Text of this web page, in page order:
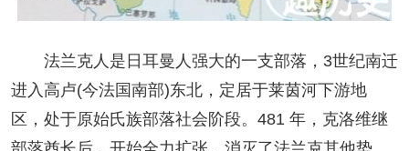
法兰克人是日耳曼人强大的一支部落，3世纪南迁
进入高卢(今法国南部)东北，定居于莱茵河下游地
区，处于原始氏族部落社会阶段。481 年，克洛维继